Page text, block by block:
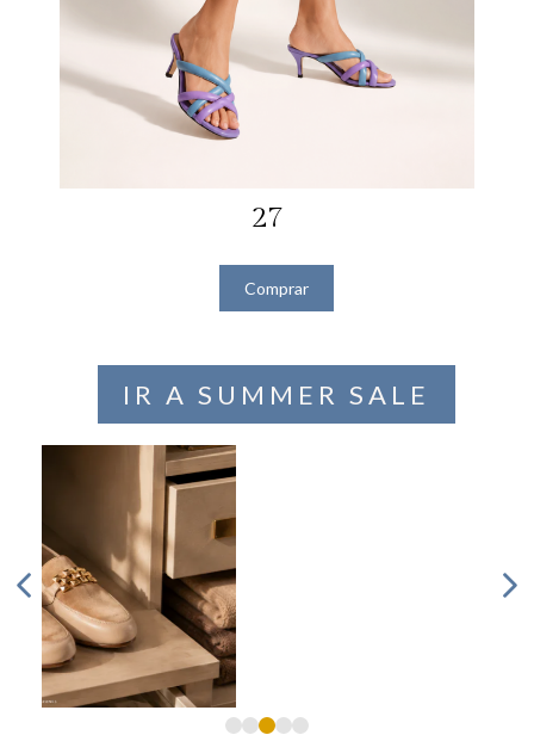
27
Comprar
IR A SUMMER SALE